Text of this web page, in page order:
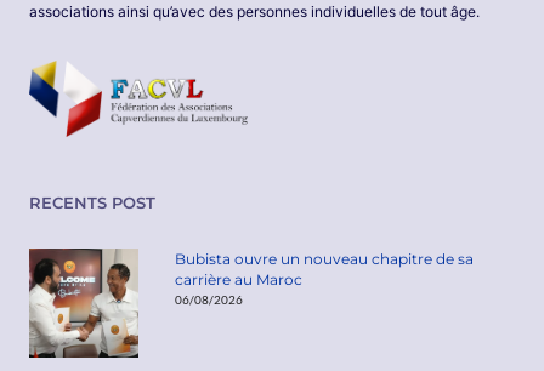
associations ainsi qu’avec des personnes individuelles de tout âge.
RECENTS POST
Bubista ouvre un nouveau chapitre de sa
carrière au Maroc
06/08/2026